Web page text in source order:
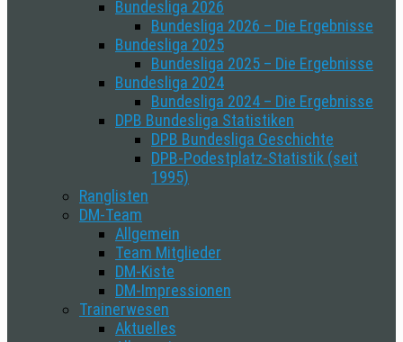
Bundesliga 2026
Bundesliga 2026 – Die Ergebnisse
Bundesliga 2025
Bundesliga 2025 – Die Ergebnisse
Bundesliga 2024
Bundesliga 2024 – Die Ergebnisse
DPB Bundesliga Statistiken
DPB Bundesliga Geschichte
DPB-Podestplatz-Statistik (seit
1995)
Ranglisten
DM-Team
Allgemein
Team Mitglieder
DM-Kiste
DM-Impressionen
Trainerwesen
Aktuelles